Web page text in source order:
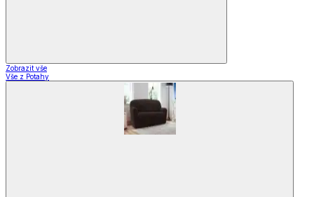
Zobrazit vše
Vše z Potahy